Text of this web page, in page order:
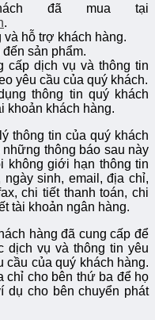
đã mua tại
.
hỗ trợ khách hàng.
sản phẩm.
cấp dịch vụ và thông tin
yêu cầu của quý khách.
thông tin quý khách
khoản khách hàng.
thông tin của quý khách
thông báo sau này
không giới hạn thông tin
sinh, email, địa chỉ,
chi tiết thanh toán, chi
tài khoản ngân hàng.
hàng đã cung cấp để
dịch vụ và thông tin yêu
cầu của quý khách hàng.
chỉ cho bên thứ ba để họ
dụ cho bên chuyển phát